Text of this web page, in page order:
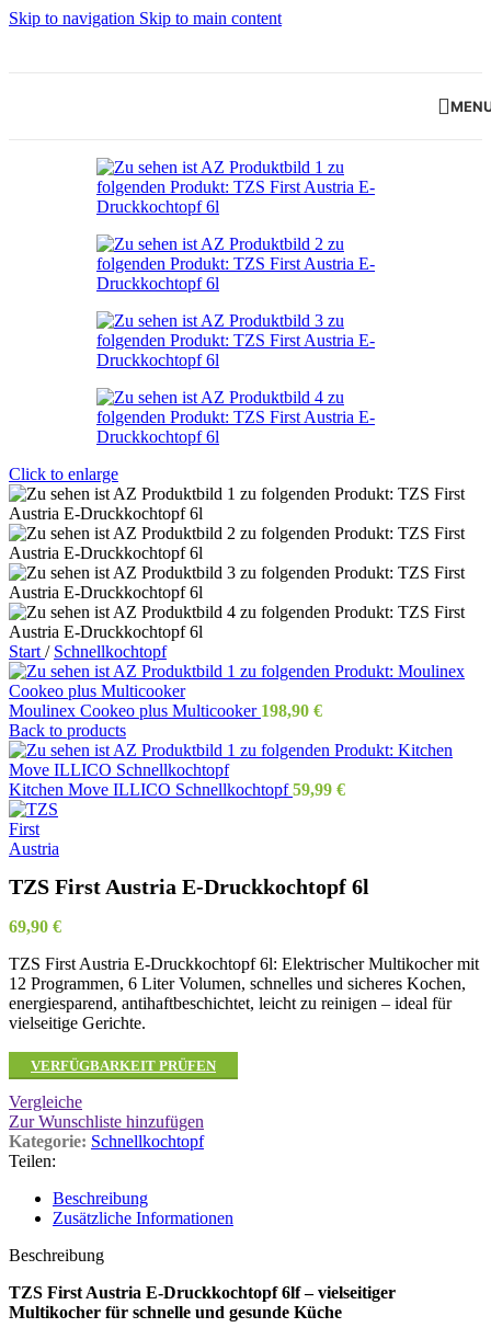
Skip to navigation Skip to main content
Click to enlarge
Start / Schnellkochtopf
Moulinex Cookeo plus Multicooker 198,90 €
Back to products
Kitchen Move ILLICO Schnellkochtopf59,99 €
TZS First Austria E-Druckkochtopf 6l
69,90 €
TZS First Austria E-Druckkochtopf 6l: Elektrischer Multikocher mit
12 Programmen, 6 Liter Volumen, schnelles und sicheres Kochen,
energiesparend, antihaftbeschichtet, leicht zu reinigen – ideal für
vielseitige Gerichte.
VERFÜGBARKEIT PRÜFEN
Vergleiche
Zur Wunschliste hinzufügen
Kategorie: Schnellkochtopf
Teilen:
Beschreibung
Zusätzliche Informationen
Beschreibung
TZS First Austria E-Druckkochtopf 6lf – vielseitiger
Multikocher für schnelle und gesunde Küche